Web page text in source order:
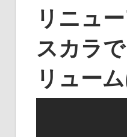
リニュ
スカラ
リュー